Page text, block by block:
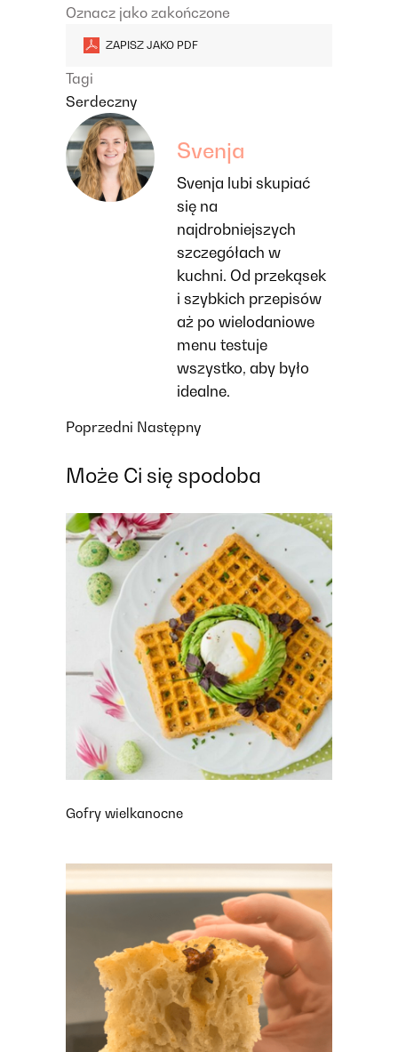
Oznacz jako zakończone
ZAPISZ JAKO PDF
Tagi
Serdeczny
Svenja
Svenja lubi skupiać
się na
najdrobniejszych
szczegółach w
kuchni. Od przekąsek
i szybkich przepisów
aż po wielodaniowe
menu testuje
wszystko, aby było
idealne.
Poprzedni Następny
Może Ci się spodoba
Gofry wielkanocne